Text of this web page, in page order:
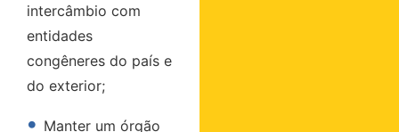
intercâmbio com
entidades
congêneres do país e
do exterior;
• Manter um órgão